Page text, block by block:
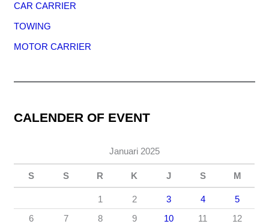
CAR CARRIER
TOWING
MOTOR CARRIER
CALENDER OF EVENT
Januari 2025
S S R K J S M
1 2 3 4
5
6
7 8 9 10 11
12